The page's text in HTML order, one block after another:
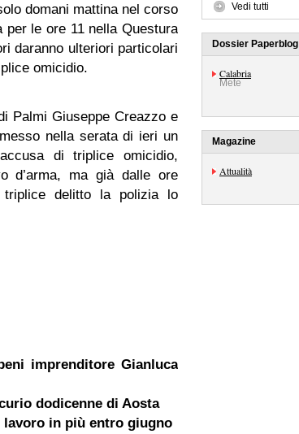
domani mattina nel corso
per le ore 11 nella Questura
daranno ulteriori particolari
omicidio.
Palmi Giuseppe Creazzo e
nella serata di ieri un
di triplice omicidio,
d’arma, ma già dalle ore
triplice delitto la polizia lo
imprenditore Gianluca
dodicenne di Aosta
in più entro giugno
Vedi tutti
Dossier Paperblog
Calabria
Mete
Magazine
Attualità